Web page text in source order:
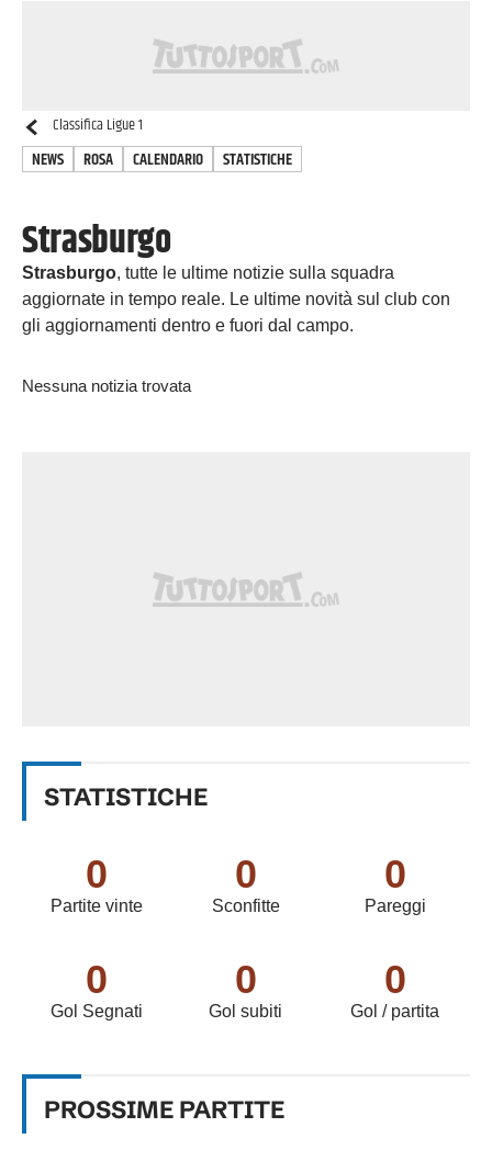
Classifica Ligue 1
NEWS ROSA CALENDARIO STATISTICHE
Strasburgo
Strasburgo, tutte le ultime notizie sulla squadra
aggiornate in tempo reale. Le ultime novità sul club con
gli aggiornamenti dentro e fuori dal campo.
Nessuna notizia trovata
STATISTICHE
0
Partite vinte
0
Sconfitte
0
Pareggi
0
Gol Segnati
0
Gol subiti
0
Gol / partita
PROSSIME PARTITE